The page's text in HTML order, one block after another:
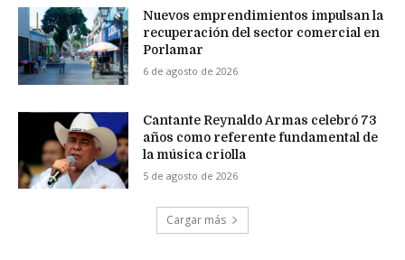
Nuevos emprendimientos impulsan la
recuperación del sector comercial en
Porlamar
6 de agosto de 2026
Cantante Reynaldo Armas celebró 73
años como referente fundamental de
la música criolla
5 de agosto de 2026
Cargar más